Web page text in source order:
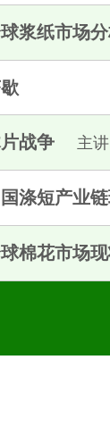
浆纸市场
战争 主
涤短产业
棉花市场
Chemicals
China
Inc
China
Gmbh
股份有限公司